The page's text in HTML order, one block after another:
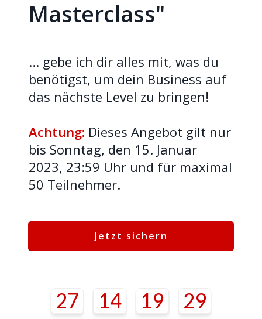
Masterclass"
... gebe ich dir alles mit, was du
benötigst, um dein Business auf
das nächste Level zu bringen!
Achtung: Dieses Angebot gilt nur
bis Sonntag, den 15. Januar
2023, 23:59 Uhr und für maximal
50 Teilnehmer.
Jetzt sichern
27 14 19 29